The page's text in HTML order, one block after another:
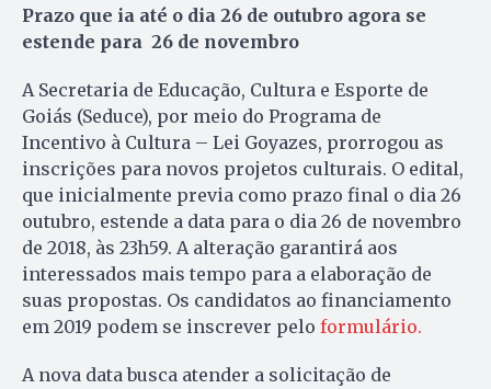
Prazo que ia até o dia 26 de outubro agora se
estende para 26 de novembro
A Secretaria de Educação, Cultura e Esporte de
Goiás (Seduce), por meio do Programa de
Incentivo à Cultura – Lei Goyazes, prorrogou as
inscrições para novos projetos culturais. O edital,
que inicialmente previa como prazo final o dia 26
outubro, estende a data para o dia 26 de novembro
de 2018, às 23h59. A alteração garantirá aos
interessados mais tempo para a elaboração de
suas propostas. Os candidatos ao financiamento
em 2019 podem se inscrever pelo formulário.
A nova data busca atender a solicitação de